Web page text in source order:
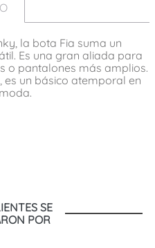
la bota Fia suma un
Es una gran aliada para
o pantalones más amplios.
un básico atemporal en
SE
POR